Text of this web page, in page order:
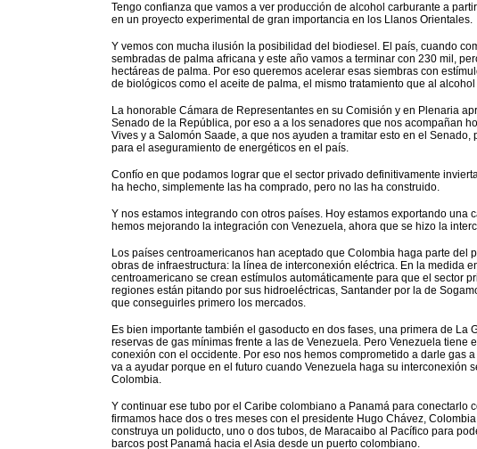
Tengo confianza que vamos a ver producción de alcohol carburante a
en un proyecto experimental de gran importancia en los Llanos Orientales.
Y vemos con mucha ilusión la posibilidad del biodiesel. El país, cuando
sembradas de palma africana y este año vamos a terminar con 230 mil,
hectáreas de palma. Por eso queremos acelerar esas siembras con
de biológicos como el aceite de palma, el mismo tratamiento que al
La honorable Cámara de Representantes en su Comisión y en Plenaria
Senado de la República, por eso a a los senadores que nos acompañan
Vives y a Salomón Saade, a que nos ayuden a tramitar esto en el
para el aseguramiento de energéticos en el país.
Confío en que podamos lograr que el sector privado definitivamente
ha hecho, simplemente las ha comprado, pero no las ha construido.
Y nos estamos integrando con otros países. Hoy estamos exportando una
hemos mejorando la integración con Venezuela, ahora que se hizo la
Los países centroamericanos han aceptado que Colombia haga parte del
obras de infraestructura: la línea de interconexión eléctrica. En la medida
centroamericano se crean estímulos automáticamente para que el sector
regiones están pitando por sus hidroeléctricas, Santander por la de
que conseguirles primero los mercados.
Es bien importante también el gasoducto en dos fases, una primera de La
reservas de gas mínimas frente a las de Venezuela. Pero Venezuela tiene
conexión con el occidente. Por eso nos hemos comprometido a darle gas
va a ayudar porque en el futuro cuando Venezuela haga su interconexión
Colombia.
Y continuar ese tubo por el Caribe colombiano a Panamá para conectarlo
firmamos hace dos o tres meses con el presidente Hugo Chávez,
construya un poliducto, uno o dos tubos, de Maracaibo al Pacífico para
barcos post Panamá hacia el Asia desde un puerto colombiano.